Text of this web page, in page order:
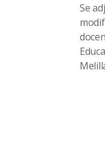
Se